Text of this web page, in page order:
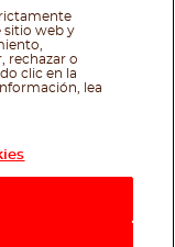
sitio web y
rechazar o
clic en la
lea